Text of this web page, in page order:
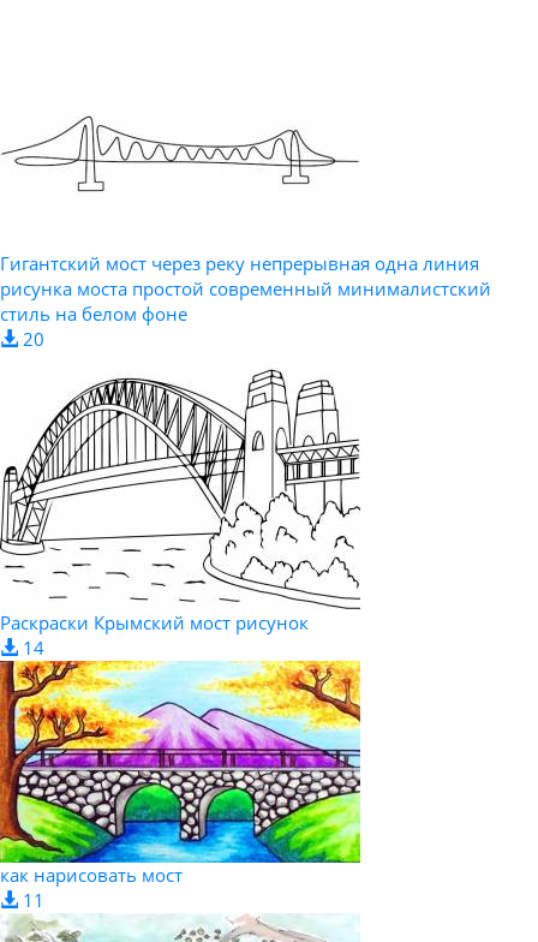
Гигантский мост через реку непрерывная одна линия
рисунка моста простой современный минималистский
стиль на белом фоне
20
Раскраски Крымский мост рисунок
14
как нарисовать мост
11